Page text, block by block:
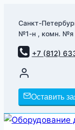
содержимому
Санкт-
№1-н , комн. №я
+7 (812)
Оставить